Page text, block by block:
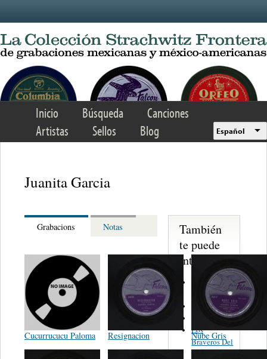
Inicio Búsqueda
Canciones
Artistas
Sellos Blog Español
Juanita Garcia
Grabacions Notas
Cucurrucucu Paloma Resignacion Nube Gris
También
te puede
interesar...
González
Las Vecinas
Tiny Morrie
Los
Braveros Del